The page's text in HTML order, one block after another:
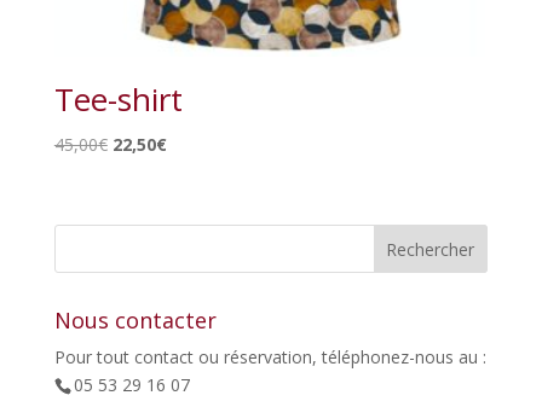
Tee-shirt
45,00€ Le
était :
22,50€Le
est :
Nous contacter
Pour tout contact ou réservation, téléphonez-nous au :
05 53 29 16 07